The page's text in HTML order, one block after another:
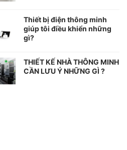
Thiết bị điện thông minh
giúp tôi điều khiển những
gì?
THIẾT KẾ NHÀ THÔNG MINH
CẦN LƯU Ý NHỮNG GÌ ?